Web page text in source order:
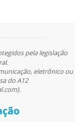
pela legislação
eletrônico ou
do A12